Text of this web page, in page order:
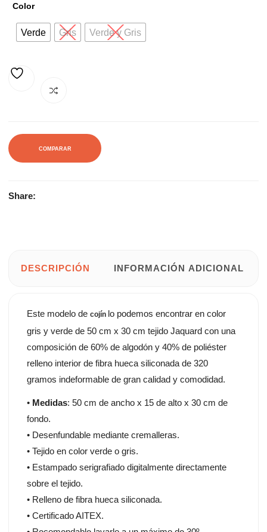
es: era:
Color
Verde Gris Verde y Gris
COMPARAR
Share:
DESCRIPCIÓN INFORMACIÓN ADICIONAL
Este modelo decojín lo podemos encontrar en color
gris y verde de 50 cm x 30 cm tejido Jaquard con una
composición de 60% de algodón y 40% de poliéster
relleno interior de fibra hueca siliconada de 320
gramos indeformable de gran calidad y comodidad.
• Medidas: 50 cm de ancho x 15 de alto x 30 cm de
fondo.
• Desenfundable mediante cremalleras.
• Tejido en color verde o gris.
• Estampado serigrafiado digitalmente directamente
sobre el tejido.
• Relleno de fibra hueca siliconada.
• Certificado AITEX.